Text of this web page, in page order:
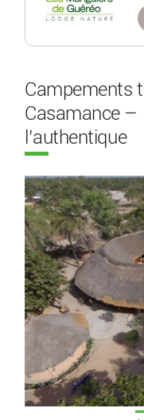
Campements
Casamance –
l’authentique